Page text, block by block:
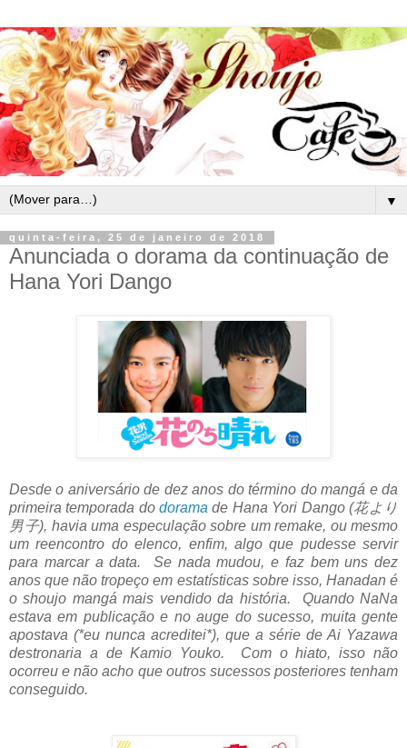
▼
quinta-feira, 25 de janeiro de 2018
Anunciada o dorama da continuação de
Hana Yori Dango
Desde o aniversário de dez anos do término do mangá e da
primeira temporada dodorama de Hana Yori Dango (花より
男子), havia uma especulação sobre um remake, ou mesmo
um reencontro do elenco, enfim, algo que pudesse servir
para marcar a data. Se nada mudou, e faz bem uns dez
anos que não tropeço em estatísticas sobre isso, Hanadan é
o shoujo mangá mais vendido da história. Quando NaNa
estava em publicação e no auge do sucesso, muita gente
apostava (*eu nunca acreditei*), que a série de Ai Yazawa
destronaria a de Kamio Youko. Com o hiato, isso não
ocorreu e não acho que outros sucessos posteriores tenham
conseguido.